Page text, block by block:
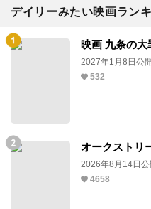
デイリーみたい映画ラン
映画 九条の大
2027年1月8日公開
532
オークストリ
2026年8月14日公
4658